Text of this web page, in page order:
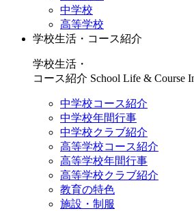
中学校
高等学校
学校生活・コース紹介
学校生活・
コース紹介 School Life & Course
中学校コース紹介
中学校年間行事
中学校クラブ紹介
高等学校コース紹介
高等学校年間行事
高等学校クラブ紹介
教育の特色
施設・制服